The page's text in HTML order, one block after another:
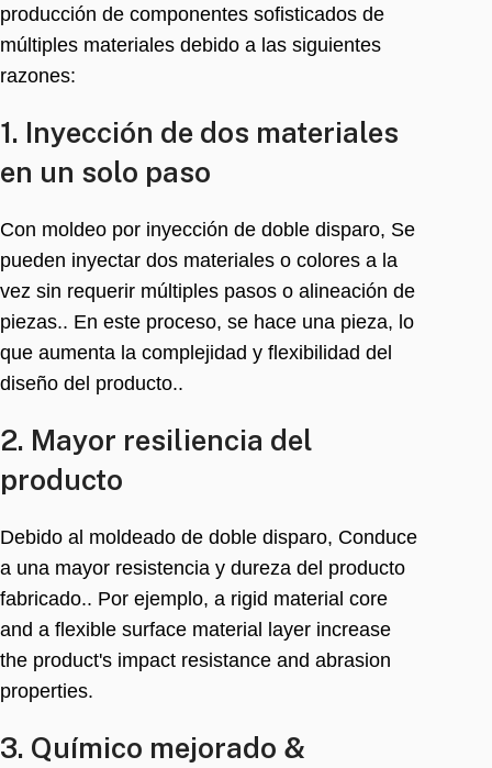
producción de componentes sofisticados de
múltiples materiales debido a las siguientes
razones:
1. Inyección de dos materiales
en un solo paso
Con moldeo por inyección de doble disparo, Se
pueden inyectar dos materiales o colores a la
vez sin requerir múltiples pasos o alineación de
piezas.. En este proceso, se hace una pieza, lo
que aumenta la complejidad y flexibilidad del
diseño del producto..
2. Mayor resiliencia del
producto
Debido al moldeado de doble disparo, Conduce
a una mayor resistencia y dureza del producto
fabricado.. Por ejemplo, a rigid material core
and a flexible surface material layer increase
the product's impact resistance and abrasion
properties.
3. Químico mejorado &